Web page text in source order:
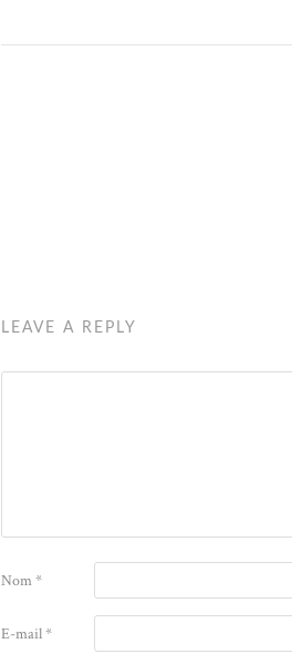
LEAVE A REPLY
Nom*
E-mail*